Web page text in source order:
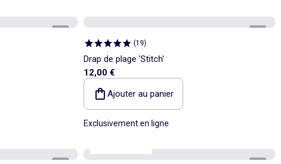
(19)
Drap de plage 'Stitch'
12,00 €
Ajouter au panier
Exclusivement en ligne